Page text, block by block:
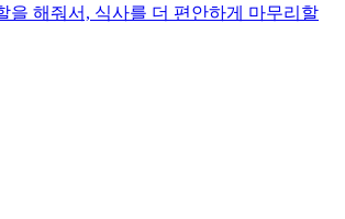
을 해줘서, 식사를 더 편안하게 마무리할